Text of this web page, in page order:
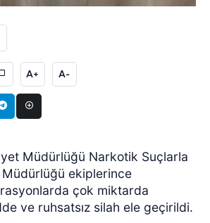
A+ A-
Müdürlüğü Narkotik Suçlarla
ekiplerince
çok miktarda
ve ruhsatsız silah ele geçirildi.